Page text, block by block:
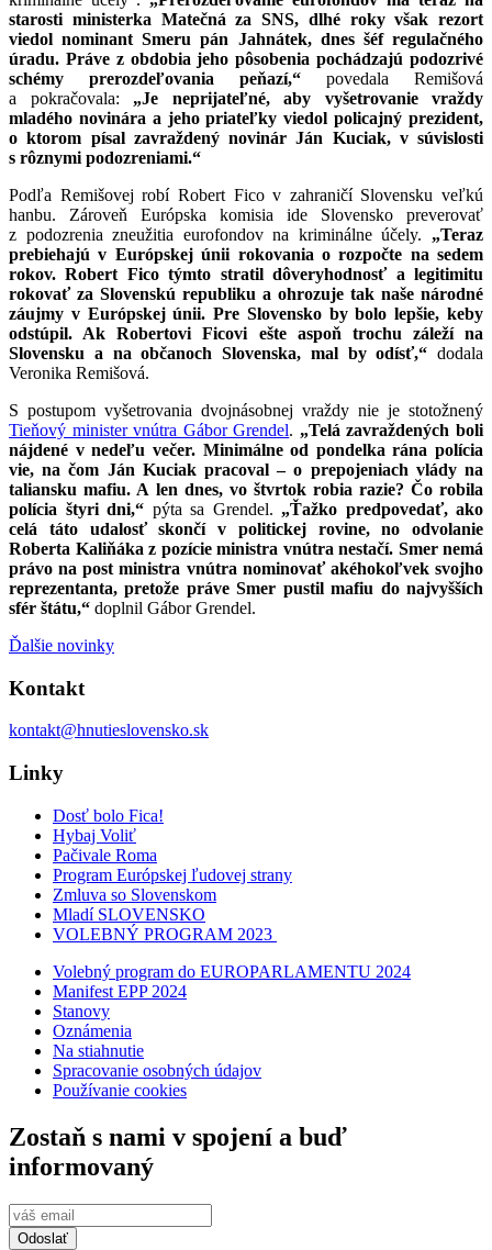
starosti ministerka Matečná za SNS, dlhé roky však rezort
viedol nominant Smeru pán Jahnátek, dnes šéf regulačného
úradu. Práve z obdobia jeho pôsobenia pochádzajú podozrivé
schémy prerozdeľovania peňazí,“ povedala Remišová
a pokračovala: „Je neprijateľné, aby vyšetrovanie vraždy
mladého novinára a jeho priateľky viedol policajný prezident,
o ktorom písal zavraždený novinár Ján Kuciak, v súvislosti
s rôznymi podozreniami.“
Podľa Remišovej robí Robert Fico v zahraničí Slovensku veľkú
hanbu. Zároveň Európska komisia ide Slovensko preverovať
z podozrenia zneužitia eurofondov na kriminálne účely. „Teraz
prebiehajú v Európskej únii rokovania o rozpočte na sedem
rokov. Robert Fico týmto stratil dôveryhodnosť a legitimitu
rokovať za Slovenskú republiku a ohrozuje tak naše národné
záujmy v Európskej únii. Pre Slovensko by bolo lepšie, keby
odstúpil. Ak Robertovi Ficovi ešte aspoň trochu záleží na
Slovensku a na občanoch Slovenska, mal by odísť,“ dodala
Veronika Remišová.
S postupom vyšetrovania dvojnásobnej vraždy nie je stotožnený
Tieňový minister vnútra Gábor Grendel. „Telá zavraždených boli
nájdené v nedeľu večer. Minimálne od pondelka rána polícia
vie, na čom Ján Kuciak pracoval – o prepojeniach vlády na
taliansku mafiu. A len dnes, vo štvrtok robia razie? Čo robila
polícia štyri dni,“ pýta sa Grendel. „Ťažko predpovedať, ako
celá táto udalosť skončí v politickej rovine, no odvolanie
Roberta Kaliňáka z pozície ministra vnútra nestačí. Smer nemá
právo na post ministra vnútra nominovať akéhokoľvek svojho
reprezentanta, pretože práve Smer pustil mafiu do najvyšších
sfér štátu,“ doplnil Gábor Grendel.
Ďalšie novinky
Kontakt
kontakt@hnutieslovensko.sk
Linky
Dosť bolo Fica!
Hybaj Voliť
Pačivale Roma
Program Európskej ľudovej strany
Zmluva so Slovenskom
Mladí SLOVENSKO
VOLEBNÝ PROGRAM 2023
Volebný program do EUROPARLAMENTU 2024
Manifest EPP 2024
Stanovy
Oznámenia
Na stiahnutie
Spracovanie osobných údajov
Používanie cookies
Zostaň s nami v spojení a buď
informovaný
Odoslať